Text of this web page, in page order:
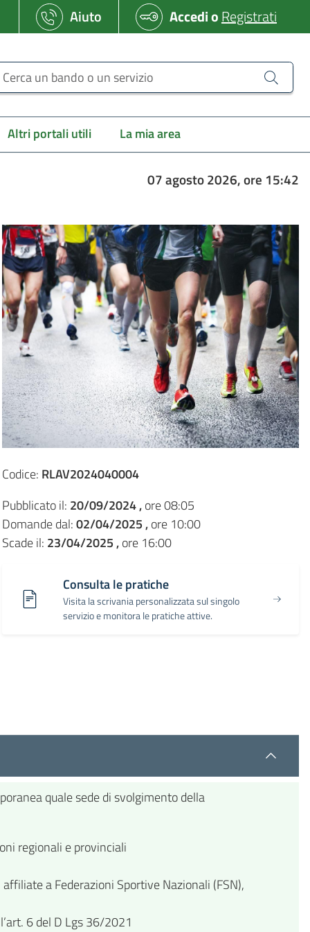
Aiuto AccedioRegistrati
un bando o un servizio
Altri portali utili La mia area
07 agosto 2026, ore 15:42
Codice: RLAV2024040004
Pubblicato il: 20/09/2024 ,ore 08:05
Domande dal:02/04/2025 ,ore 10:00
Scade il: 23/04/2025 ,ore 16:00
Consulta le pratiche
Visita la scrivania personalizzata sul singolo
servizio e monitora le pratiche attive.
quale sede di svolgimento della
regionali e provinciali
a Federazioni Sportive Nazionali (FSN),
6 del D Lgs 36/2021